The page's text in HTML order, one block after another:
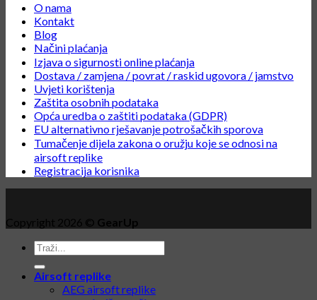
O nama
Kontakt
Blog
Načini plaćanja
Izjava o sigurnosti online plaćanja
Dostava / zamjena / povrat / raskid ugovora / jamstvo
Uvjeti korištenja
Zaštita osobnih podataka
Opća uredba o zaštiti podataka (GDPR)
EU alternativno rješavanje potrošačkih sporova
Tumačenje dijela zakona o oružju koje se odnosi na
airsoft replike
Registracija korisnika
Copyright 2026 © GearUp
Airsoft replike
AEG airsoft replike